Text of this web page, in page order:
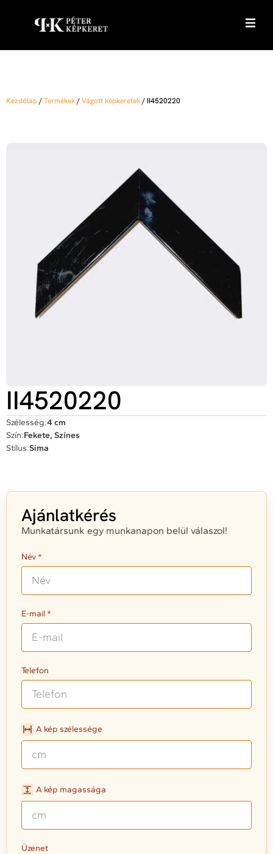
Kezdőlap/Termékek/Vágott képkeretek/II4520220
II4520220
Szélesség:4 cm
Szín:Fekete, Színes
Stílus:Sima
Ajánlatkérés
Munkatársunk egy munkanapon belül válaszol!
Név
E-mail
Telefon
A kép szélessége
A kép magassága
Üzenet